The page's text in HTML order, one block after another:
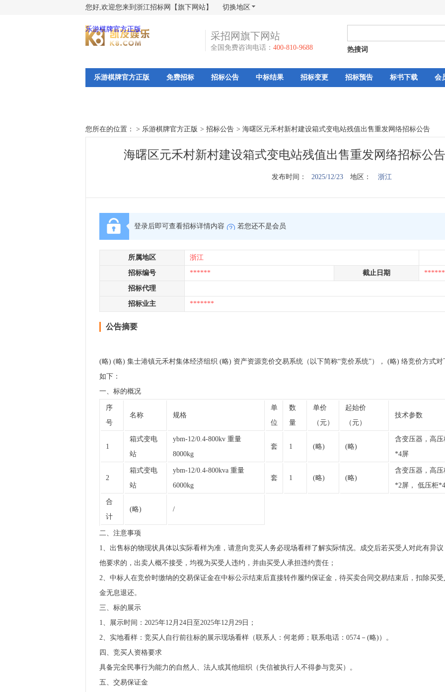
您好,欢迎您来到浙江招标网【旗下网站】 切换地区
乐游棋牌官方正版
采招网旗下网站
全国免费咨询电话： 400-810-9688 热搜词
乐游棋牌官方正版 免费招标 招标公告 中标结果 招标变更 招标预告 标书下载 会
您所在的位置： > 乐游棋牌官方正版 > 招标公告 > 海曙区元禾村新村建设箱式变电站残值出售重发网络招标公告
海曙区元禾村新村建设箱式变电站残值出售重发网络招标公
发布时间： 2025/12/23 地区： 浙江
登录后即可查看招标详情内容 若您还不是会员
所属地区 浙江
招标编号 ****** 截止日期 ******
招标代理
招标业主 *******
公告摘要
(略) (略) 集士港镇元禾村集体经济组织 (略) 资产资源竞价交易系统（以下简称“竞价系统”）， (略) 络竞价方式
如下：
一、标的概况
序
号
名称 规格
单
位
数
量
单价
（元）
起始价
（元）
技术参数
1
箱式变电
站
ybm-12/0.4-800kv 重量
8000kg
套 1 (略) (略)
含变压器，高
*4屏
2
箱式变电
站
ybm-12/0.4-800kva 重量
6000kg
套 1 (略) (略)
含变压器，高压
*2屏， 低压柜
合
计
(略) /
二、注意事项
1、出售标的物现状具体以实际看样为准，请意向竞买人务必现场看样了解实际情况。成交后若买受人对此有异
他要求的，出卖人概不接受，均视为买受人违约，并由买受人承担违约责任；
2、中标人在竞价时缴纳的交易保证金在中标公示结束后直接转作履约保证金，待买卖合同交易结束后，扣除买
金无息退还。
三、标的展示
1、展示时间：2025年12月24日至2025年12月29日；
2、实地看样：竞买人自行前往标的展示现场看样（联系人：何老师；联系电话：0574－(略)）。
四、竞买人资格要求
具备完全民事行为能力的自然人、法人或其他组织（失信被执行人不得参与竞买）。
五、交易保证金